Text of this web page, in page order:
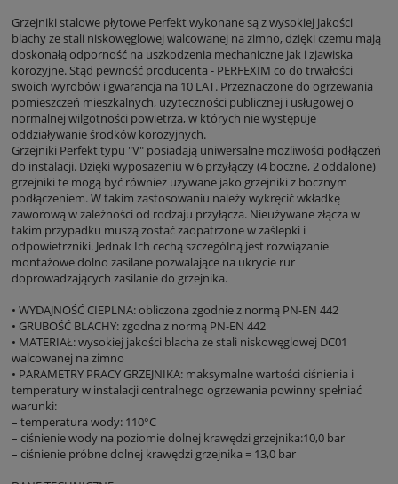
Grzejniki stalowe płytowe Perfekt wykonane są z wysokiej jakości
blachy ze stali niskowęglowej walcowanej na zimno, dzięki czemu mają
doskonałą odporność na uszkodzenia mechaniczne jak i zjawiska
korozyjne. Stąd pewność producenta - PERFEXIM co do trwałości
swoich wyrobów i gwarancja na 10 LAT. Przeznaczone do ogrzewania
pomieszczeń mieszkalnych, użyteczności publicznej i usługowej o
normalnej wilgotności powietrza, w których nie występuje
oddziaływanie środków korozyjnych.
Grzejniki Perfekt typu "V" posiadają uniwersalne możliwości podłączeń
do instalacji. Dzięki wyposażeniu w 6 przyłączy (4 boczne, 2 oddalone)
grzejniki te mogą być również używane jako grzejniki z bocznym
podłączeniem. W takim zastosowaniu należy wykręcić wkładkę
zaworową w zależności od rodzaju przyłącza. Nieużywane złącza w
takim przypadku muszą zostać zaopatrzone w zaślepki i
odpowietrzniki. Jednak Ich cechą szczególną jest rozwiązanie
montażowe dolno zasilane pozwalające na ukrycie rur
doprowadzających zasilanie do grzejnika.
• WYDAJNOŚĆ CIEPLNA: obliczona zgodnie z normą PN-EN 442
• GRUBOŚĆ BLACHY: zgodna z normą PN-EN 442
• MATERIAŁ: wysokiej jakości blacha ze stali niskowęglowej DC01
walcowanej na zimno
• PARAMETRY PRACY GRZEJNIKA: maksymalne wartości ciśnienia i
temperatury w instalacji centralnego ogrzewania powinny spełniać
warunki:
– temperatura wody: 110°C
– ciśnienie wody na poziomie dolnej krawędzi grzejnika:10,0 bar
– ciśnienie próbne dolnej krawędzi grzejnika = 13,0 bar